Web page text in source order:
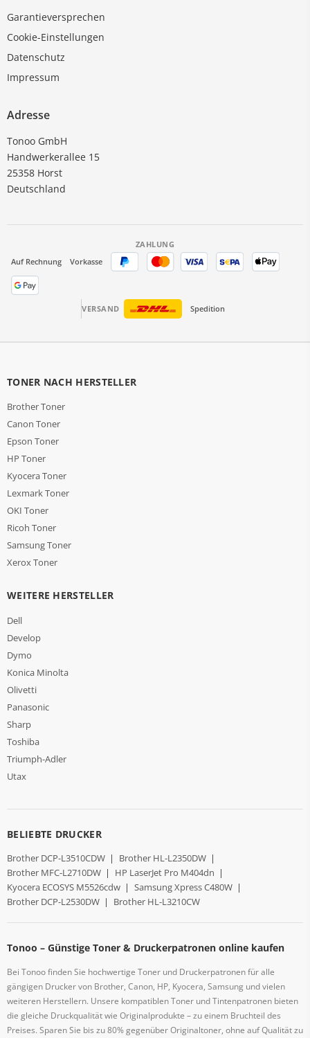
Garantieversprechen
Cookie-Einstellungen
Datenschutz
Impressum
Adresse
Tonoo GmbH
Handwerkerallee 15
25358 Horst
Deutschland
ZAHLUNG
Auf Rechnung
Vorkasse
VERSAND Spedition
TONER NACH HERSTELLER
Brother Toner
Canon Toner
Epson Toner
HP Toner
Kyocera Toner
Lexmark Toner
OKI Toner
Ricoh Toner
Samsung Toner
Xerox Toner
WEITERE HERSTELLER
Dell
Develop
Dymo
Konica Minolta
Olivetti
Panasonic
Sharp
Toshiba
Triumph-Adler
Utax
BELIEBTE DRUCKER
Brother DCP-L3510CDW | Brother HL-L2350DW |
Brother MFC-L2710DW | HP LaserJet Pro M404dn |
Kyocera ECOSYS M5526cdw | Samsung Xpress C480W |
Brother DCP-L2530DW | Brother HL-L3210CW
Tonoo – Günstige Toner & Druckerpatronen online kaufen
Bei Tonoo finden Sie hochwertige Toner und Druckerpatronen für alle
gängigen Drucker von Brother, Canon, HP, Kyocera, Samsung und vielen
weiteren Herstellern. Unsere kompatiblen Toner und Tintenpatronen bieten
die gleiche Druckqualität wie Originalprodukte – zu einem Bruchteil des
Preises. Sparen Sie bis zu 80% gegenüber Originaltoner, ohne auf Qualität zu